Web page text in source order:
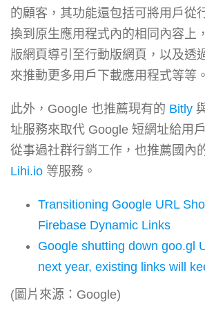
的顧客，其功能還包括可將用戶從
換到原生應用程式內的相同內容上
版網頁導引至行動版網頁，以及透
來推動更多用戶下載應用程式等等。
此外，Google 也推薦現有的 Bitly
址服務來取代 Google 短網址給用
從事過社群行銷工作，也推薦國內
Lihi.io 等服務。
Transitioning Google URL
Firebase Dynamic Links
Google shutting down goo.gl
next year, existing links will
(圖片來源：Google)